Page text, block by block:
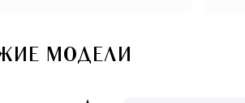
МОДЕЛИ